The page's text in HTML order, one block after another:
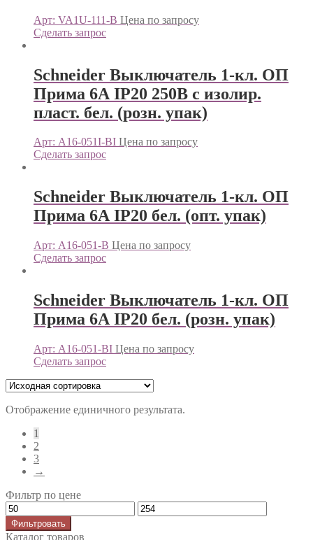
Арт: VA1U-111-B Цена по запросу
Сделать запрос
Schneider Выключатель 1-кл. ОП
Прима 6А IP20 250В с изолир.
пласт. бел. (розн. упак)
Арт: A16-051I-BI Цена по запросу
Сделать запрос
Schneider Выключатель 1-кл. ОП
Прима 6А IP20 бел. (опт. упак)
Арт: A16-051-B Цена по запросу
Сделать запрос
Schneider Выключатель 1-кл. ОП
Прима 6А IP20 бел. (розн. упак)
Арт: A16-051-BI Цена по запросу
Сделать запрос
Отображение единичного результата.
1
2
3
→
Фильтр по цене
Фильтровать
Каталог товаров